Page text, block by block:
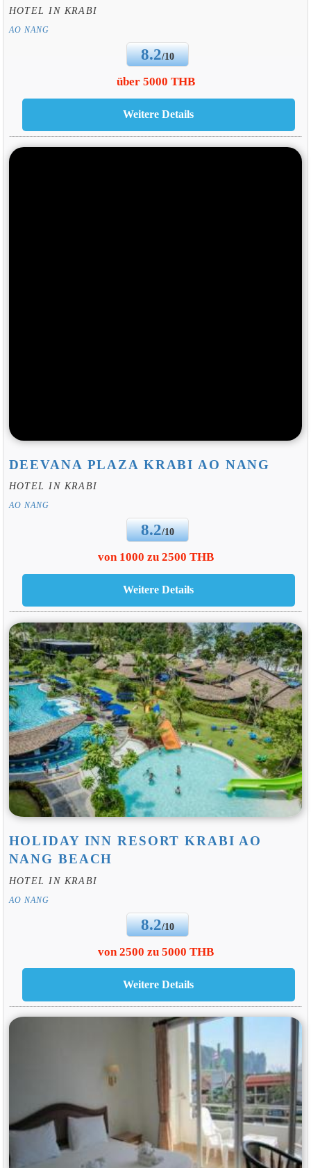
HOTEL IN KRABI
AO NANG
8.2/10
über 5000 THB
DEEVANA PLAZA KRABI AO NANG
HOTEL IN KRABI
AO NANG
8.2/10
von 1000 zu 2500 THB
HOLIDAY INN RESORT KRABI AO
NANG BEACH
HOTEL IN KRABI
AO NANG
8.2/10
von 2500 zu 5000 THB